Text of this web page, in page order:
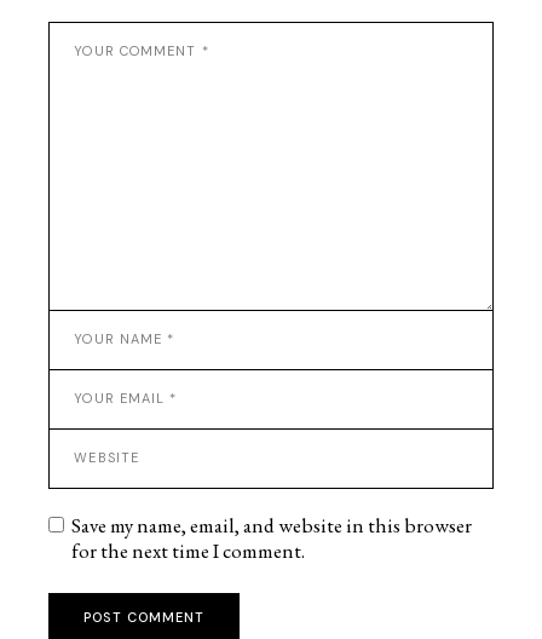
Save my name, email, and website in this browser
for the next time I comment.
POST COMMENT